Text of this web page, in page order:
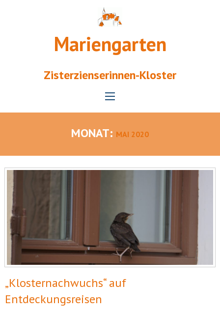
Mariengarten
Zisterzienserinnen-Kloster
MONAT: MAI 2020
„Klosternachwuchs“ auf
Entdeckungsreisen